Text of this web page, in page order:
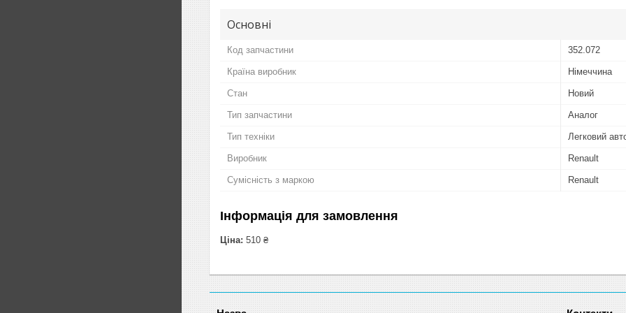
Основні
Код запчастини 352.072
Країна виробник Німеччина
Стан Новий
Тип запчастини Аналог
Тип техніки Легковий
Виробник Renault
Сумісність з маркою Renault
Інформація для замовлення
Ціна: 510 ₴